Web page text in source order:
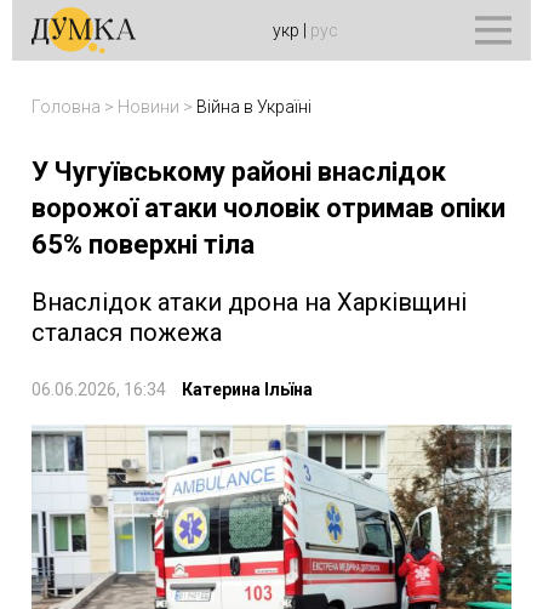
укр рус
Головна > Новини > Війна в Україні
У Чугуївському районі внаслідок
ворожої атаки чоловік отримав опіки
65% поверхні тіла
Внаслідок атаки дрона на Харківщині
сталася пожежа
06.06.2026, 16:34 Катерина Ільїна